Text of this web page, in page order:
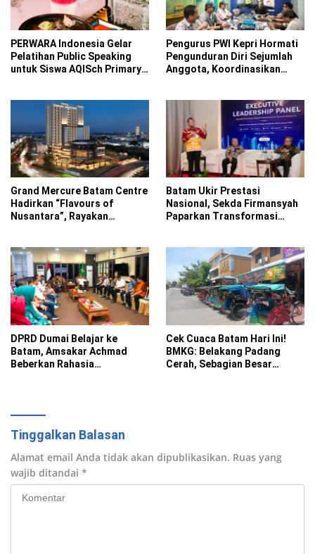
PERWARA Indonesia Gelar
Pelatihan Public Speaking
untuk Siswa AQISch Primary
Pengurus PWI Kepri Hormati
Pengunduran Diri Sejumlah
Anggota, Koordinasikan
Grand Mercure Batam Centre
Hadirkan “Flavours of
Nusantara”, Rayakan
Batam Ukir Prestasi
Nasional, Sekda Firmansyah
Paparkan Transformasi
DPRD Dumai Belajar ke
Batam, Amsakar Achmad
Beberkan Rahasia
Cek Cuaca Batam Hari Ini!
BMKG: Belakang Padang
Cerah, Sebagian Besar
Tinggalkan Balasan
Alamat email Anda tidak akan dipublikasikan. Ruas yang
wajib ditandai *